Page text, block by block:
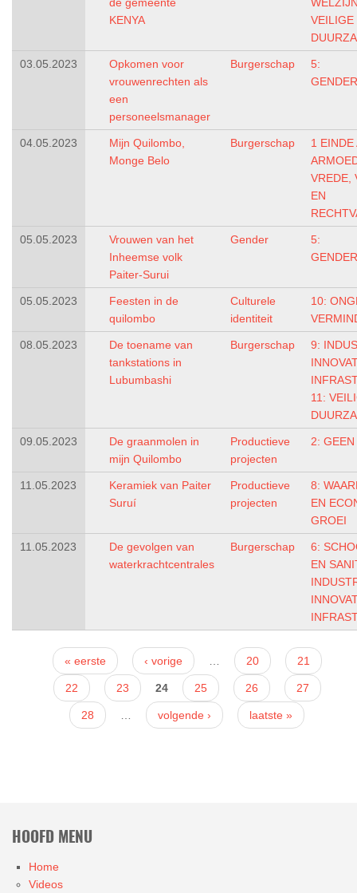
KENYA
VEILIGE
03.05.2023
Opkomen voor
vrouwenrechten als
een
personeelsmanager
Burgerschap
5:
04.05.2023
Mijn Quilombo,
Monge Belo
Burgerschap
1 EINDE
VREDE,
EN
05.05.2023
Vrouwen van het
Inheemse volk
Paiter-Surui
Gender
5:
05.05.2023
Feesten in de
quilombo
Culturele
identiteit
10:
08.05.2023
De toename van
tankstations in
Lubumbashi
Burgerschap
9:
11:
09.05.2023
De graanmolen in
mijn Quilombo
Productieve
projecten
2:
11.05.2023
Keramiek van Paiter
Suruí
Productieve
projecten
8:
EN
GROEI
11.05.2023
De gevolgen van
waterkrachtcentrales
Burgerschap
6:
EN
Pagina's
« eerste ‹ vorige 20 21
22 23 24 25 26 27
28 volgende › laatste »
HOOFD MENU
Home
Videos